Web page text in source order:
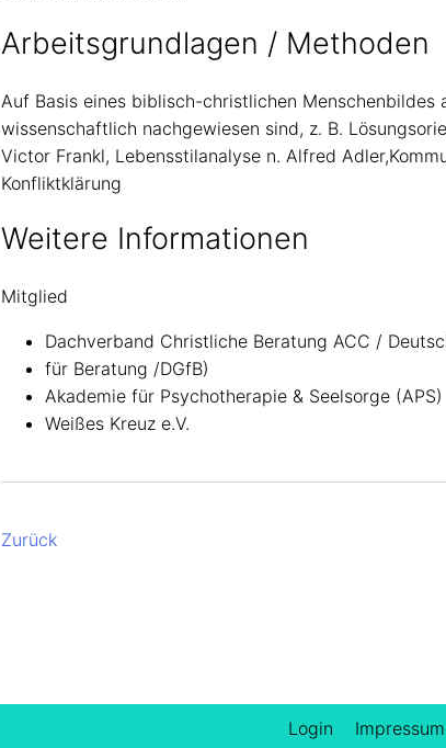
Arbeitsgrundlagen / Methoden
Auf Basis eines biblisch-christlichen
wissenschaftlich nachgewiesen sind, z. B.
Victor Frankl, Lebensstilanalyse n. Alfred
Konfliktklärung
Weitere Informationen
Mitglied
Dachverband Christliche Beratung ACC /
für Beratung /DGfB)
Akademie für Psychotherapie & Seelsorge (APS)
Weißes Kreuz e.V.
Zurück
Login Impressum